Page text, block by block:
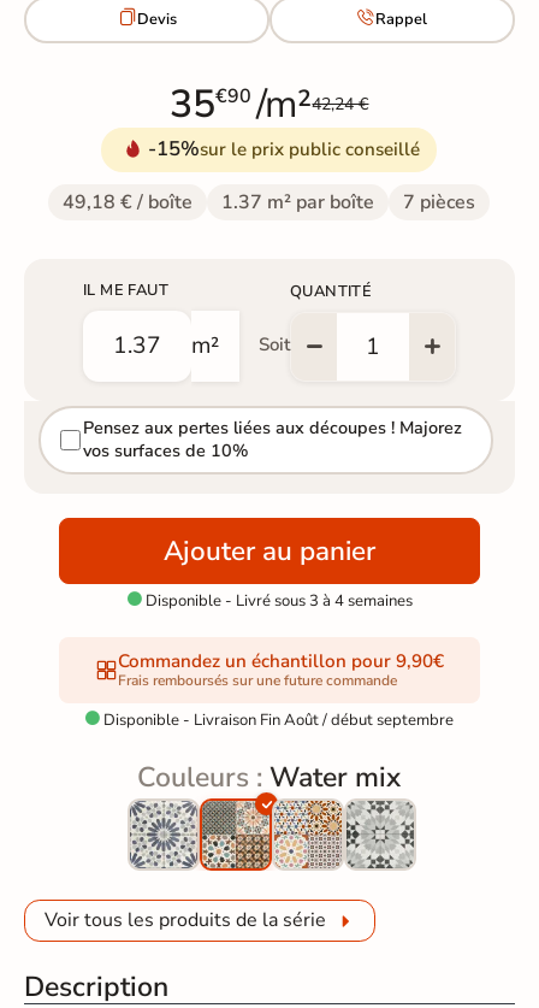
Devis Rappel
35€90 /m²42,24 €
-15%sur le prix public conseillé
49,18 € / boîte 1.37 m² par boîte 7 pièces
IL ME FAUT
m² Soit
QUANTITÉ
Pensez aux pertes liées aux découpes ! Majorez
vos surfaces de 10%
Ajouter au panier
Disponible - Livré sous 3 à 4 semaines
Commandez un échantillon pour 9,90€
Frais remboursés sur une future commande
 Disponible - Livraison Fin Août / début septembre
Couleurs :Water mix
Voir tous les produits de la série
Description